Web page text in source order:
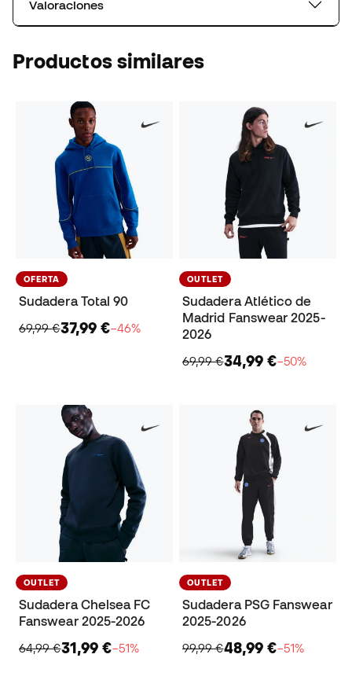
Valoraciones
Productos similares
OFERTA
Sudadera Total 90
69,99 €37,99 €−46%
OUTLET
Sudadera Atlético de
Madrid Fanswear 2025-
2026
69,99 €34,99 €−50%
OUTLET
Sudadera Chelsea FC
Fanswear 2025-2026
64,99 €31,99 €−51%
OUTLET
Sudadera PSG Fanswear
2025-2026
99,99 €48,99 €−51%